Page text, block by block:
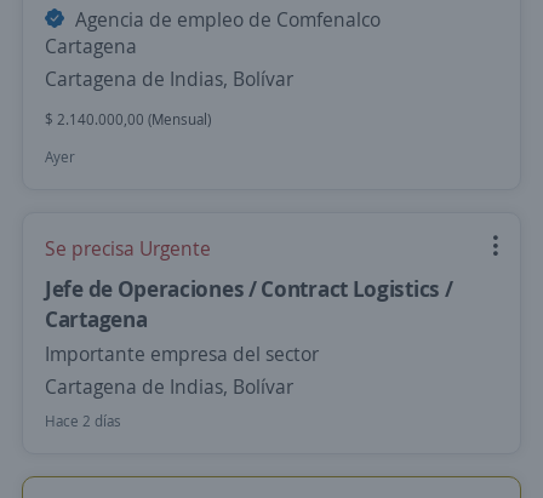
Agencia de empleo de Comfenalco
Cartagena
Cartagena de Indias, Bolívar
$ 2.140.000,00 (Mensual)
Ayer
Se precisa Urgente
Jefe de Operaciones / Contract Logistics /
Cartagena
Importante empresa del sector
Cartagena de Indias, Bolívar
Hace 2 días